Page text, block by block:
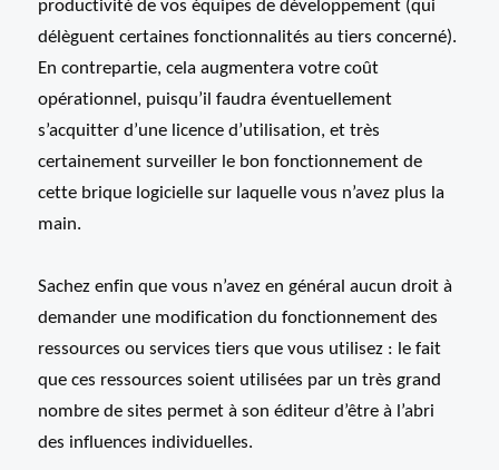
productivité de vos équipes de développement (qui
délèguent certaines fonctionnalités au tiers concerné).
En contrepartie, cela augmentera votre coût
opérationnel, puisqu’il faudra éventuellement
s’acquitter d’une licence d’utilisation, et très
certainement surveiller le bon fonctionnement de
cette brique logicielle sur laquelle vous n’avez plus la
main.
Sachez enfin que vous n’avez en général aucun droit à
demander une modification du fonctionnement des
ressources ou services tiers que vous utilisez : le fait
que ces ressources soient utilisées par un très grand
nombre de sites permet à son éditeur d’être à l’abri
des influences individuelles.